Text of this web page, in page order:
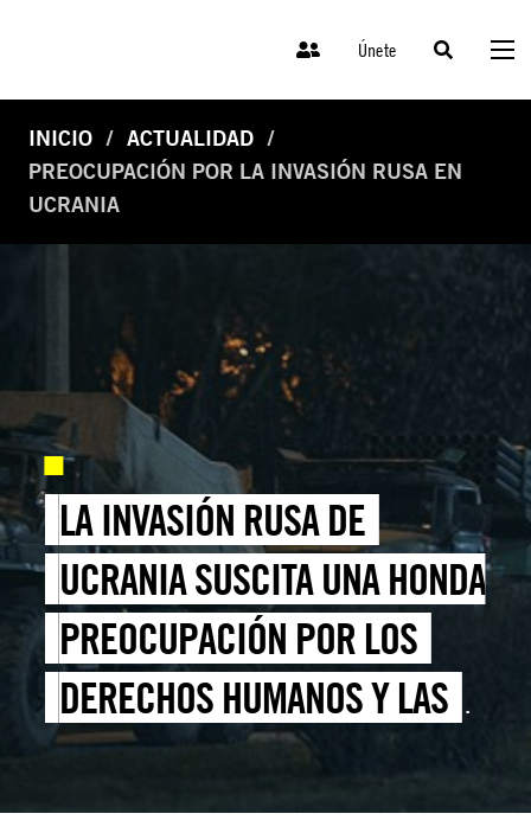
Únete
INICIO
ACTUALIDAD
PREOCUPACIÓN POR LA INVASIÓN RUSA EN
UCRANIA
LA INVASIÓN RUSA DE
UCRANIA SUSCITA UNA HONDA
PREOCUPACIÓN POR LOS
DERECHOS HUMANOS Y LAS
VIDAS DE LAS PERSONAS